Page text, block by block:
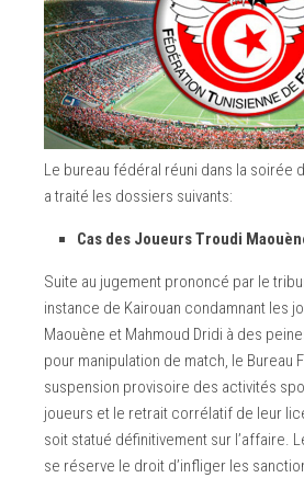
-Ligue II-
-Ligue III-
Le bureau fédéral réuni dans la soirée
a traité les dossiers suivants:
Cas des Joueurs Troudi
Suite au jugement prononcé par le
instance de Kairouan condamnant les
Maouène et Mahmoud Dridi à des
pour manipulation de match, le Bureau
suspension provisoire des activités
joueurs et le retrait corrélatif de leur
soit statué définitivement sur l’affaire.
se réserve le droit d’infliger les